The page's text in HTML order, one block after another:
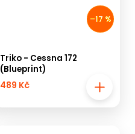
–17 %
Triko - Cessna 172
(Blueprint)
489 Kč